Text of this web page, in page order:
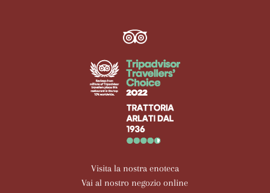
Visita la nostra enoteca
Vai al nostro negozio online